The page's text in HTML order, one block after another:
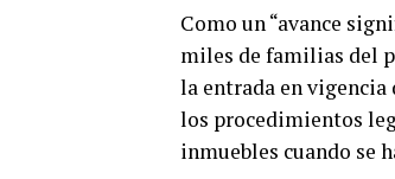
Como un “avance
miles de familias del
la entrada en
los procedimientos
inmuebles cuando se